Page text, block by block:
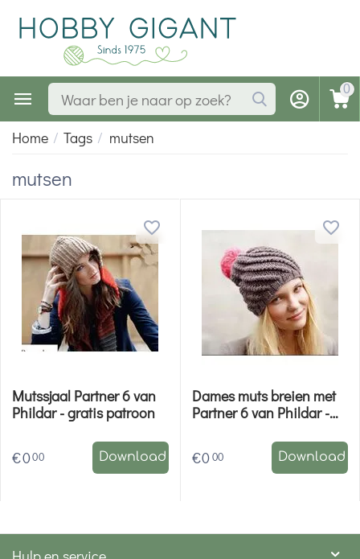
0
Home / Tags / mutsen
mutsen
Mutssjaal Partner 6 van
Phildar - gratis patroon
€000 Download
Dames muts breien met
Partner 6 van Phildar -
€000 Download